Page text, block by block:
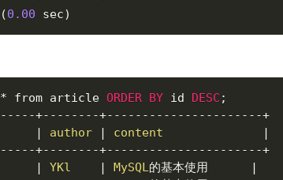
(0.00 sec)
* from article ORDER BY id DESC ;
-- -- -+-- -- -- --+-- -- -- -- -- -- -- -- -- -- --+
| author | content
|
-- -- -+-- -- -- --+-- -- -- -- -- -- -- -- -- -- --+
| YKl | MySQL的基本使用
|